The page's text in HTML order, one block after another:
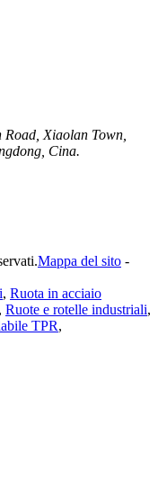
Road, Xiaolan Town,
Cina.
Mappa del sito -
, Ruota in acciaio
, Ruote e rotelle industriali,
TPR,